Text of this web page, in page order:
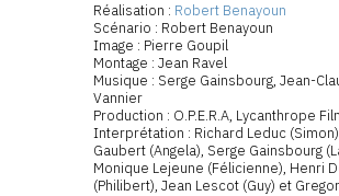
Réalisation : Robert Benayoun
Scénario : Robert Benayoun
Image : Pierre Goupil
Montage : Jean Ravel
Musique : Serge Gainsbourg, Jean-
Vannier
Production : O.P.E.R.A, Lycanthrope
Interprétation : Richard Leduc
Gaubert (Angela), Serge Gainsbourg
Monique Lejeune (Félicienne), Henri
(Philibert), Jean Lescot (Guy) et